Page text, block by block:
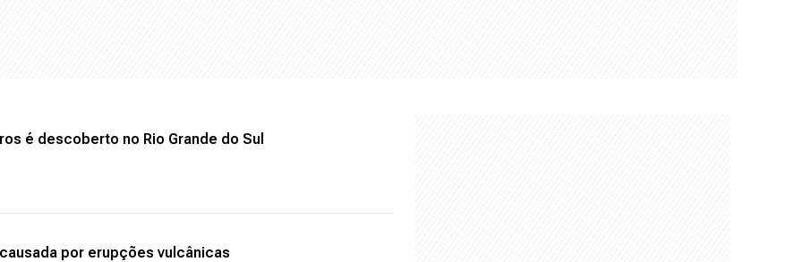
é descoberto no Rio Grande do Sul
por erupções vulcânicas